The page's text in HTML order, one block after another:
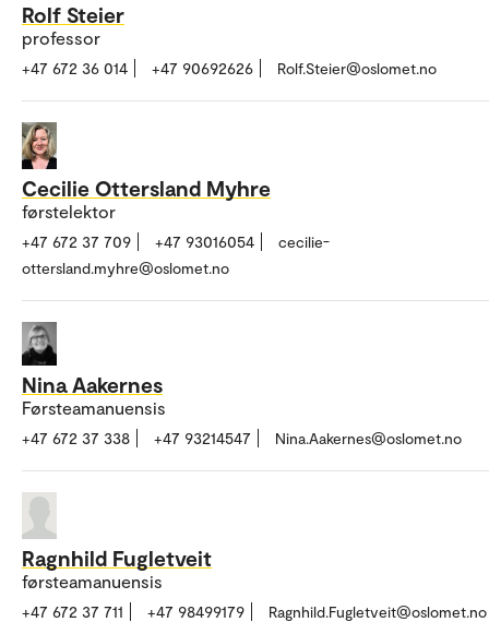
Rolf Steier
professor
+47 672 36 014 +47 90692626 Rolf.Steier@oslomet.no
Cecilie Ottersland Myhre
førstelektor
+47 672 37 709 +47 93016054
cecilie-
ottersland.myhre@oslomet.no
Nina Aakernes
Førsteamanuensis
+47 672 37 338 +47 93214547 Nina.Aakernes@oslomet.no
Ragnhild Fugletveit
førsteamanuensis
+47 672 37 711 +47 98499179 Ragnhild.Fugletveit@oslomet.no